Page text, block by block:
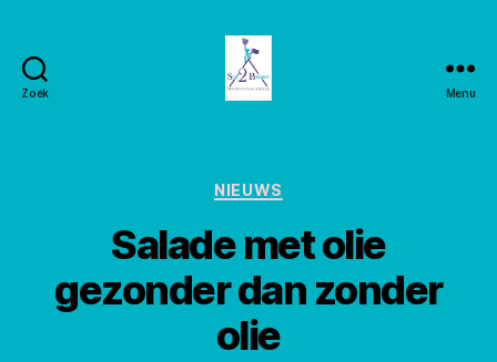
Zoek Menu
Categorieën
NIEUWS
Salade met olie
gezonder dan zonder
olie